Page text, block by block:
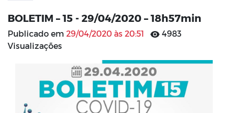
BOLETIM – 15 - 29/04/2020 – 18h57min
Publicado em 29/04/2020 às 20:51
4983
Visualizações